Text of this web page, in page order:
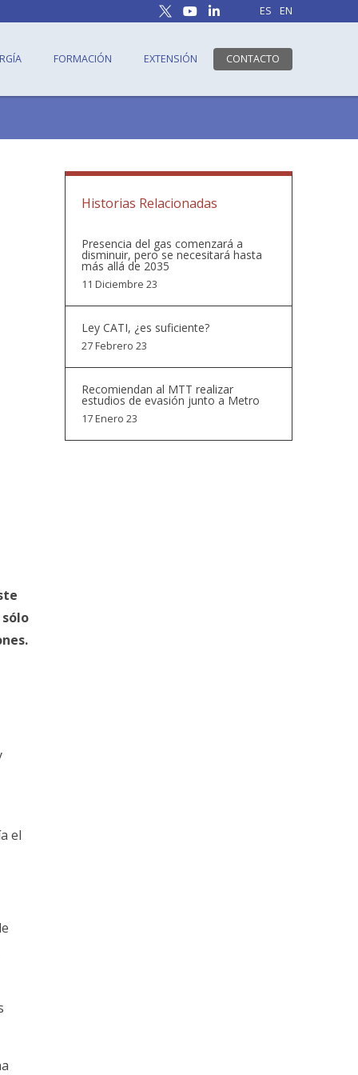
ES EN
FORMACIÓN EXTENSIÓN CONTACTO
el
Historias Relacionadas
Presencia del gas comenzará a
disminuir, pero se necesitará hasta
más allá de 2035
11 Diciembre 23
Ley CATI, ¿es suficiente?
27 Febrero 23
Recomiendan al MTT realizar
estudios de evasión junto a Metro
17 Enero 23